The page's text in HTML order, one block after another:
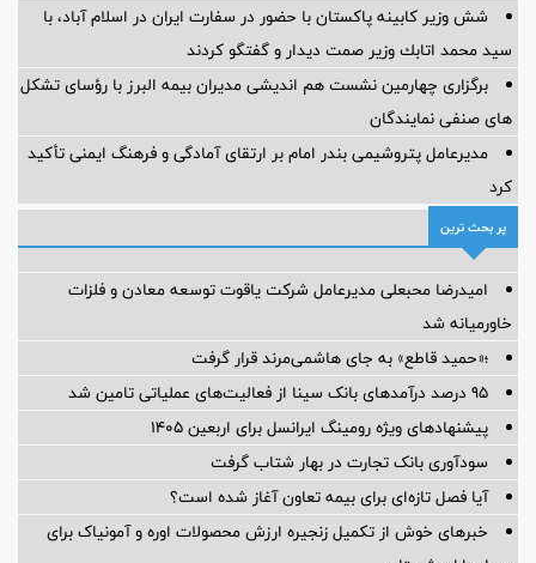
شش وزیر کابینه پاکستان با حضور در سفارت ایران در اسلام آباد، با
سيد محمد اتابك وزير صمت ديدار و گفتگو كردند
برگزاری چهارمین نشست هم اندیشی مدیران بیمه البرز با رؤسای تشکل
های صنفی نمایندگان
مدیرعامل پتروشیمی بندر امام بر ارتقای آمادگی و فرهنگ ایمنی تأکید
کرد
پر بحث ترین
امیدرضا محبعلی مدیرعامل شرکت یاقوت توسعه معادن و فلزات
خاورمیانه شد
؛«حمید قاطع» به جای هاشمی‌مرند قرار گرفت
95 درصد درآمدهای بانک سینا از فعالیت‌های عملیاتی تامین شد
پیشنهادهای ویژه رومینگ ایرانسل برای اربعین ۱۴۰۵
سودآوری بانک تجارت در بهار شتاب گرفت
آیا فصل تازه‌ای برای بیمه تعاون آغاز شده است؟
خبرهای خوش از تکمیل زنجیره ارزش محصولات اوره و آمونیاک برای